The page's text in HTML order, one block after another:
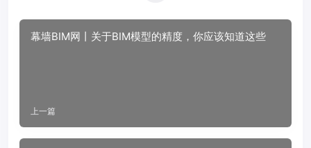
幕墙BIM网丨关于BIM模型的精度，你应该知道这些
上一篇